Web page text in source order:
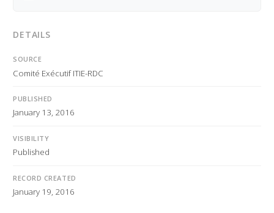
DETAILS
SOURCE
Comité Exécutif ITIE-RDC
PUBLISHED
January 13, 2016
VISIBILITY
Published
RECORD CREATED
January 19, 2016